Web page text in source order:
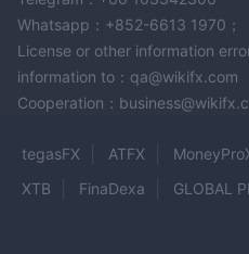
Whatsapp：+852-6613 1970；
License or other information
information to：qa@wikifx.com
Cooperation：
tegasFX ATFX
XTB
FinaDexa GLOBAL